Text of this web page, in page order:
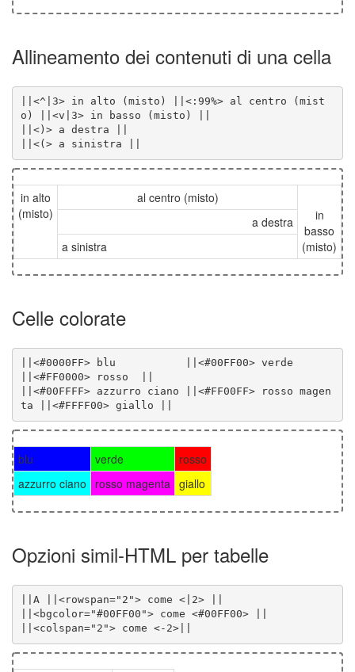
Allineamento dei contenuti di una cella
||<^|3> in alto (misto) ||<:99%> al centro (mist
||<(> a sinistra ||
in alto
(misto)
al centro (misto)
in
basso
(misto)
a destra
a sinistra
Celle colorate
||<#0000FF> blu           ||<#00FF00> verde
||<#00FFFF> azzurro ciano ||<#FF00FF> rosso magen
ta ||<#FFFF00> giallo ||
blu verde
rosso
azzurro ciano
rosso magenta giallo
Opzioni simil-HTML per tabelle
||<colspan="2"> come <-2>||